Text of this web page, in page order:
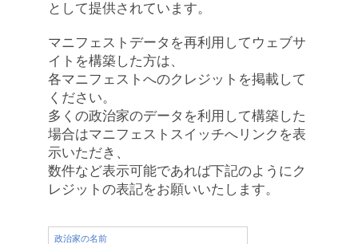
として提供されています。
マニフェストデータを再利用してウェブサ
イトを構築した方は、
各マニフェストへのクレジットを掲載して
ください。
多くの政治家のデータを利用して構築した
場合はマニフェストスイッチへリンクを表
示いただき、
数件など表示可能であれば下記のようにク
レジットの表記をお願いいたします。
政治家の名前